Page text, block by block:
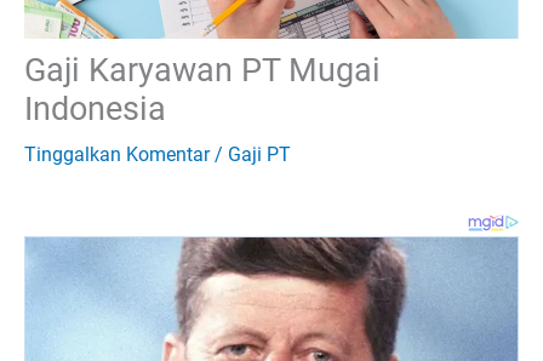
Gaji Karyawan PT Mugai
Indonesia
Tinggalkan Komentar / Gaji PT